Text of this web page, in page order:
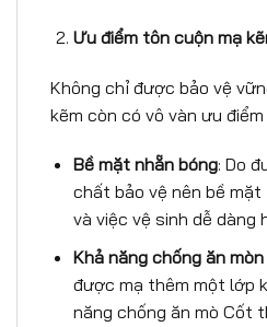
Ưu điểm tôn cuộn mạkẽ
Không chỉ được bảo vệ
kẽm còn có vô vàn ưu
Bềmặt nhẵn bóng: Do
chất bảo vệ nên bề
và việc vệ sinh dễ dàng
Khảnăng chống ăn mò
được mạ thêm một lớp
năng chống ăn mò Cốt